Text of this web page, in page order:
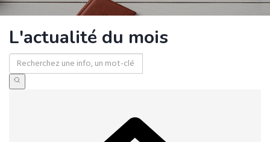
L'actualité du mois